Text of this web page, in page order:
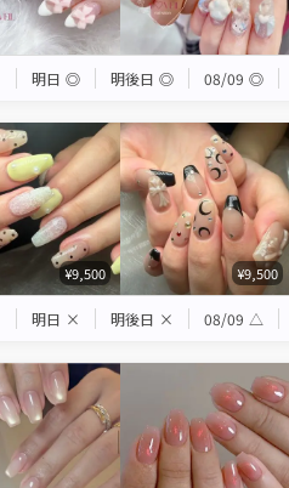
明日 ◎ 明後日 ◎ 08/09 ◎
¥9,500 ¥9,500
明日 × 明後日 × 08/09 △